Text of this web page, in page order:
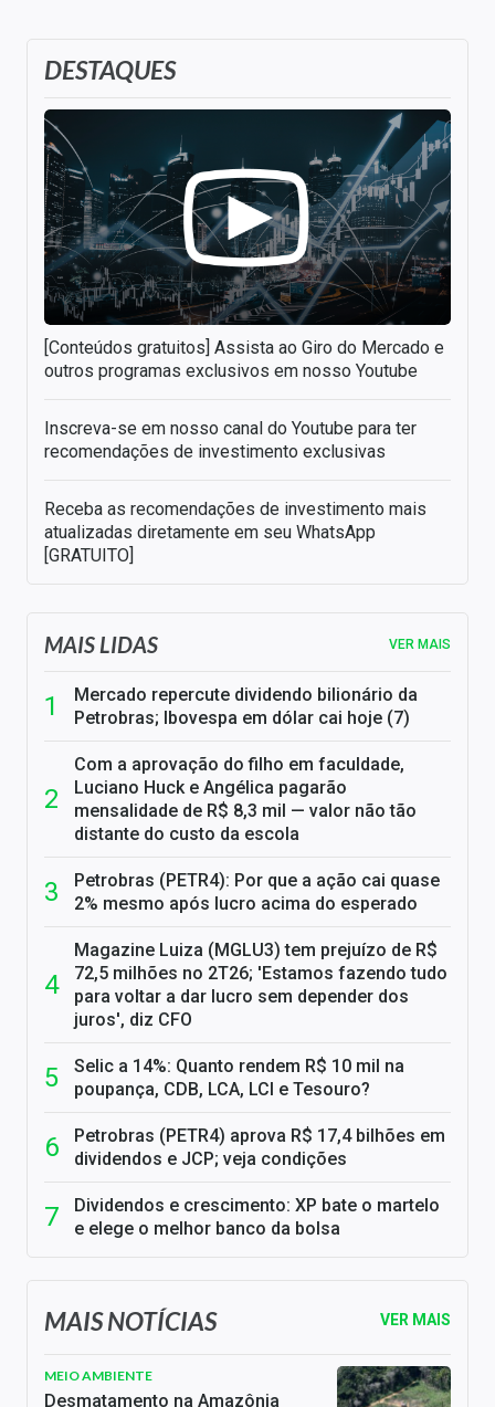
DESTAQUES
[Conteúdos gratuitos] Assista ao Giro do Mercado e
outros programas exclusivos em nosso Youtube
Inscreva-se em nosso canal do Youtube para ter
recomendações de investimento exclusivas
Receba as recomendações de investimento mais
atualizadas diretamente em seu WhatsApp
[GRATUITO]
MAIS LIDAS VER MAIS
Mercado repercute dividendo bilionário da
Petrobras; Ibovespa em dólar cai hoje (7)
Com a aprovação do filho em faculdade,
Luciano Huck e Angélica pagarão
mensalidade de R$ 8,3 mil — valor não tão
distante do custo da escola
Petrobras (PETR4): Por que a ação cai quase
2% mesmo após lucro acima do esperado
Magazine Luiza (MGLU3) tem prejuízo de R$
72,5 milhões no 2T26; 'Estamos fazendo tudo
para voltar a dar lucro sem depender dos
juros', diz CFO
Selic a 14%: Quanto rendem R$ 10 mil na
poupança, CDB, LCA, LCI e Tesouro?
Petrobras (PETR4) aprova R$ 17,4 bilhões em
dividendos e JCP; veja condições
Dividendos e crescimento: XP bate o martelo
e elege o melhor banco da bolsa
MAIS NOTÍCIAS VER MAIS
MEIO AMBIENTE
Desmatamento na Amazônia